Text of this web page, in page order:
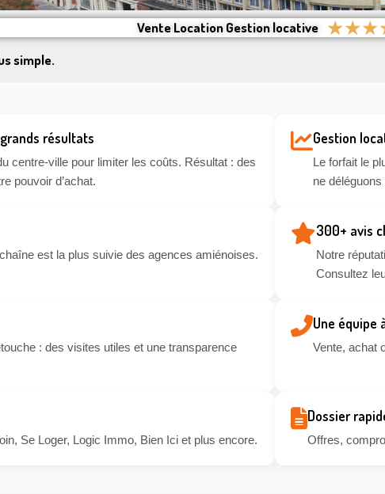
Vente Location Gestion locative ★★★
simple.
résultats
centre-ville pour limiter les coûts. Résultat : des
pouvoir d’achat.
Gestion
Le forfait le
ne
est la plus suivie des agences amiénoises.
300+ avis
Notre
Consultez
: des visites utiles et une transparence
Une équipe
Vente, achat
Se Loger, Logic Immo, Bien Ici et plus encore.
Dossier
Offres,